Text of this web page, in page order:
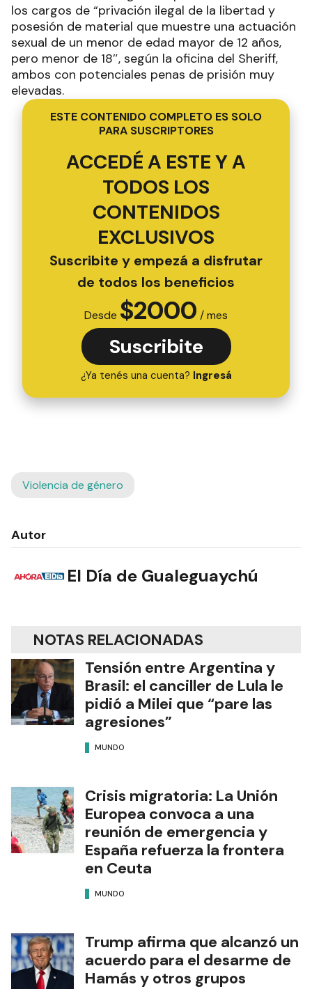
los cargos de “privación ilegal de la libertad y
posesión de material que muestre una actuación
sexual de un menor de edad mayor de 12 años,
pero menor de 18″, según la oficina del Sheriff,
ambos con potenciales penas de prisión muy
elevadas.
ESTE CONTENIDO COMPLETO ES SOLO
PARA SUSCRIPTORES
ACCEDÉ A ESTE Y A
TODOS LOS
CONTENIDOS
EXCLUSIVOS
Suscribite y empezá a disfrutar
de todos los beneficios
Desde $2000 / mes
Suscribite
¿Ya tenés una cuenta? Ingresá
Violencia de género
Autor
El Día de Gualeguaychú
NOTAS RELACIONADAS
Tensión entre Argentina y
Brasil: el canciller de Lula le
pidió a Milei que “pare las
agresiones”
MUNDO
Crisis migratoria: La Unión
Europea convoca a una
reunión de emergencia y
España refuerza la frontera
en Ceuta
MUNDO
Trump afirma que alcanzó un
acuerdo para el desarme de
Hamás y otros grupos